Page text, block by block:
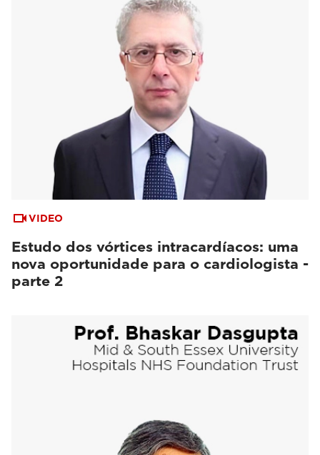
VIDEO
Estudo dos vórtices intracardíacos: uma
nova oportunidade para o cardiologista -
parte 2